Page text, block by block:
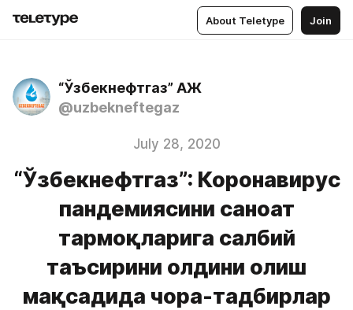
About Teletype Join
“Ўзбекнефтгаз” АЖ
@uzbekneftegaz
July 28, 2020
“Ўзбекнефтгаз”: Коронавирус
пандемиясини саноат
тармоқларига салбий
таъсирини олдини олиш
мақсадида чора-тадбирлар